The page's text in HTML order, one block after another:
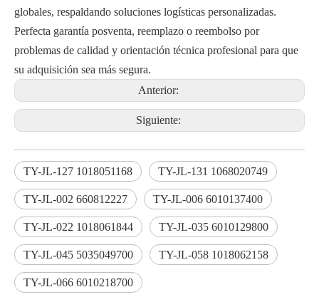
globales, respaldando soluciones logísticas personalizadas.
Perfecta garantía posventa, reemplazo o reembolso por
problemas de calidad y orientación técnica profesional para que
su adquisición sea más segura.
Anterior:
Siguiente:
TY-JL-127 1018051168 TY-JL-131 1068020749
TY-JL-002 660812227 TY-JL-006 6010137400
TY-JL-022 1018061844 TY-JL-035 6010129800
TY-JL-045 5035049700 TY-JL-058 1018062158
TY-JL-066 6010218700